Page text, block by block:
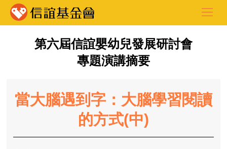
第六屆信誼嬰幼兒發展研討會
專題演講摘要
當大腦遇到字：大腦學習閱讀
的方式(中)